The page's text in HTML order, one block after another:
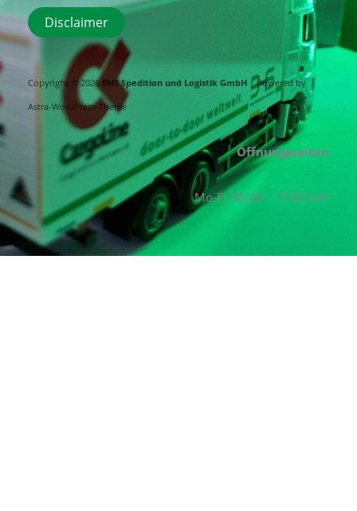
Disclaimer
Copyright © 2026 BHS Spedition und Logistik GmbH | Powered by
Astra-WordPress-Theme
Öffnungszeiten
Mo-Fr 08:00 - 17:00 Uhr